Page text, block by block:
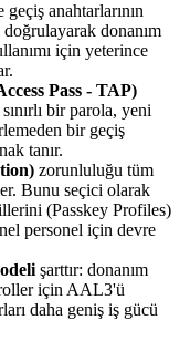
geçiş anahtarlarının
donanım
için yeterince
Pass - TAP)
bir parola, yeni
bir geçiş
tanır.
zorunluluğu tüm
Bunu seçici olarak
(Passkey Profiles)
personel için devre
şarttır: donanım
roller için AAL3'ü
daha geniş iş gücü